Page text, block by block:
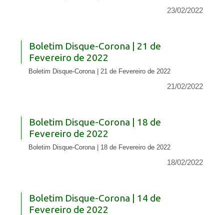
23/02/2022
Boletim Disque-Corona | 21 de
Fevereiro de 2022
Boletim Disque-Corona | 21 de Fevereiro de 2022
21/02/2022
Boletim Disque-Corona | 18 de
Fevereiro de 2022
Boletim Disque-Corona | 18 de Fevereiro de 2022
18/02/2022
Boletim Disque-Corona | 14 de
Fevereiro de 2022